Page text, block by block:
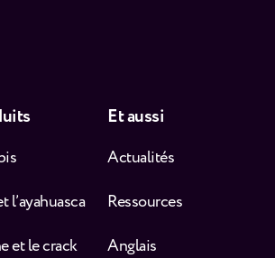
l’ayahuasca
et le crack
Et aussi
Actualités
Ressources
Anglais